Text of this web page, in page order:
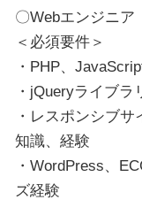
〇Webエンジニア
＜必須要件＞
・PHP、
・jQueryライブ
・レスポンシブ
知識、経験
・WordPress、
ズ経験